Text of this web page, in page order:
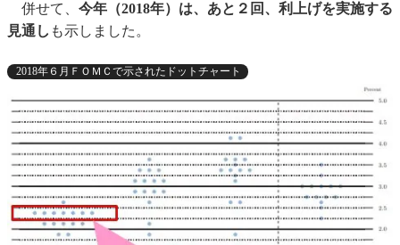
併せて、 今年（2018年）は、あと２回、利上げを実施する
見通し も示しました。
2018年６月ＦＯＭＣで示されたドットチャート